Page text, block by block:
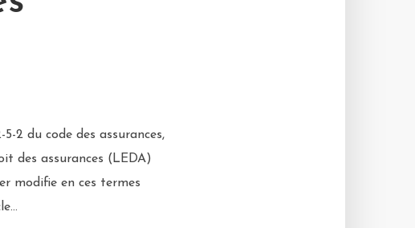
2 du code des assurances,
des assurances (LEDA)
modifie en ces termes